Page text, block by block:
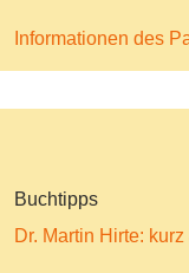
Informationen des
Buchtipps
Dr. Martin Hirte: